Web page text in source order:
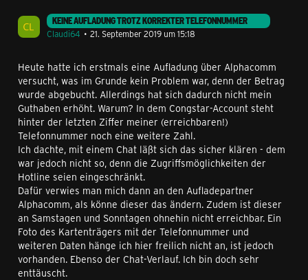
KEINE AUFLADUNG TROTZ KORREKTER TELEFONNUMMER
Claudi64
21. September 2019 um 15:18
Heute hatte ich erstmals eine Aufladung über Alphacomm
versucht, was im Grunde kein Problem war, denn der Betrag
wurde abgebucht. Allerdings hat sich dadurch nicht mein
Guthaben erhöht. Warum? In dem Congstar-Account steht
hinter der letzten Ziffer meiner (erreichbaren!)
Telefonnummer noch eine weitere Zahl.
Ich dachte, mit einem Chat läßt sich das sicher klären - dem
war jedoch nicht so, denn die Zugriffsmöglichkeiten der
Hotline seien eingeschränkt.
Dafür verwies man mich dann an den Aufladepartner
Alphacomm, als könne dieser das ändern. Zudem ist dieser
an Samstagen und Sonntagen ohnehin nicht erreichbar. Ein
Foto des Kartenträgers mit der Telefonnummer und
weiteren Daten hänge ich hier freilich nicht an, ist jedoch
vorhanden. Ebenso der Chat-Verlauf. Ich bin doch sehr
enttäuscht.